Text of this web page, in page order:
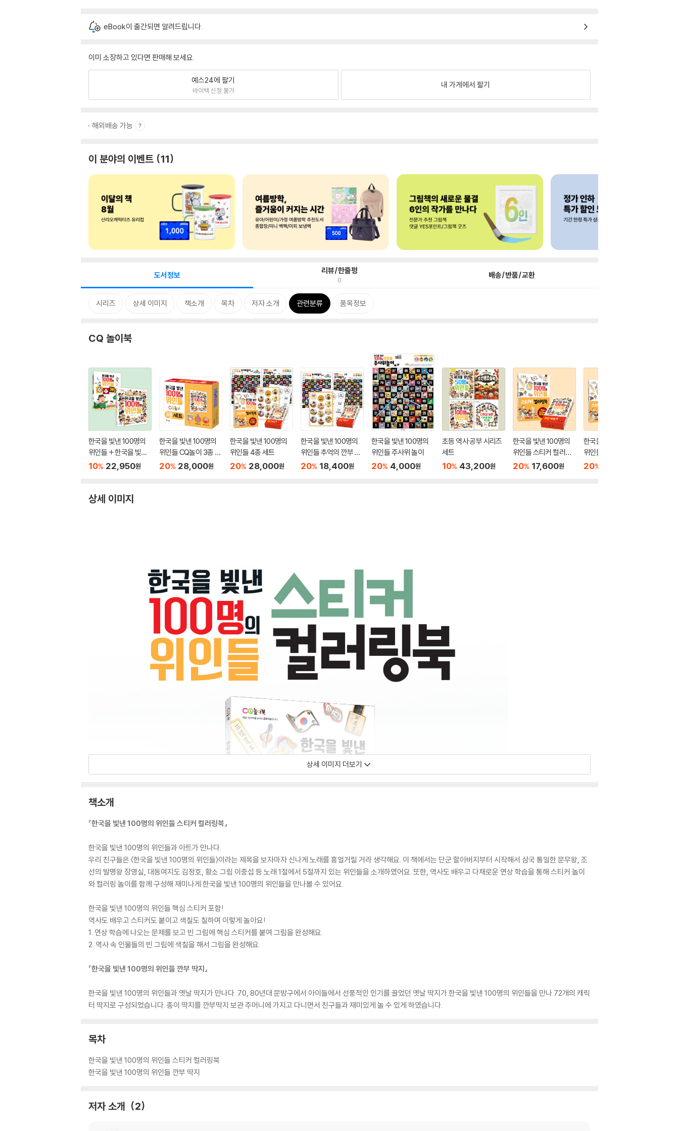
eBook이 출간되면 알려드립니다.
이미 소장하고 있다면 판매해 보세요.
예스24에 팔기
바이백 신청 불가
내 가게에서 팔기
해외배송 가능
이 분야의 이벤트 11
도서정보 리뷰/한줄평
0 배송/반품/교환
시리즈 상세 이미지 책소개 목차 저자 소개 관련분류 품목정보
CQ 놀이북
한국을 빛낸 100명의
위인들 + 한국을 빛낸 1
00명의 위인들 수수께
10% 22,950원
한국을 빛낸 100명의
위인들 CQ놀이 3종 세
트
20% 28,000원
한국을 빛낸 100명의
위인들 4종 세트
20% 28,000원
한국을 빛낸 100명의
위인들 추억의 깐부 3
종 세트
20% 18,400원
한국을 빛낸 100명의
위인들 주사위 놀이
20% 4,000원
초등 역사 공부 시리즈
세트
10% 43,200원
한국을 빛낸 100명의
위인들 스티커 컬러링
북 + 위인 카드 세트
20% 17,600원
한국을 빛낸 100명의
위인들 스티커 컬러링
북 + 깐부 딱지 + 위인
20%
상세 이미지
상세 이미지 더보기
책소개
『한국을 빛낸 100명의 위인들 스티커 컬러링북』
한국을 빛낸 100명의 위인들과 아트가 만나다.
우리 친구들은 〈한국을 빛낸 100명의 위인들〉이라는 제목을 보자마자 신나게 노래를 흥얼거릴 거라 생각해요. 이 책에서는 단군 할아버지부터 시작해서 삼국 통일한 문무왕, 조
선의 발명왕 장영실, 대동여지도 김정호, 황소 그림 이중섭 등 노래 1절에서 5절까지 있는 위인들을 소개하였어요. 또한, 역사도 배우고 다채로운 연상 학습을 통해 스티커 놀이
와 컬러링 놀이를 함께 구성해 재미나게 한국을 빛낸 100명의 위인들을 만나볼 수 있어요.
한국을 빛낸 100명의 위인들 핵심 스티커 포함!
역사도 배우고 스티커도 붙이고 색칠도 칠하며 이렇게 놀아요!
1. 연상 학습에 나오는 문제를 보고 빈 그림에 핵심 스티커를 붙여 그림을 완성해요.
2. 역사 속 인물들의 빈 그림에 색칠을 해서 그림을 완성해요.
『한국을 빛낸 100명의 위인들 깐부 딱지』
한국을 빛낸 100명의 위인들과 옛날 딱지가 만나다. 70, 80년대 문방구에서 아이들에서 선풍적인 인기를 끌었던 옛날 딱지가 한국을 빛낸 100명의 위인들을 만나 72개의 캐릭
터 딱지로 구성되었습니다. 종이 딱지를 깐부딱지 보관 주머니에 가지고 다니면서 친구들과 재미있게 놀 수 있게 하였습니다.
목차
한국을 빛낸 100명의 위인들 스티커 컬러링북
한국을 빛낸 100명의 위인들 깐부 딱지
저자 소개 2